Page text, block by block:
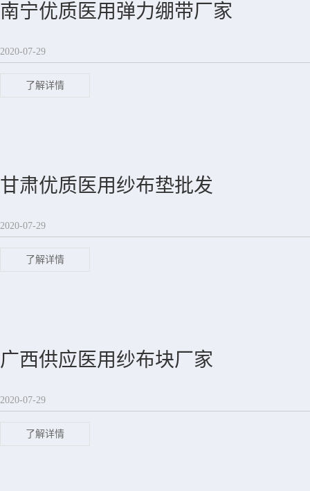
南宁优质医用弹力绷带厂家
2020-07-29
了解详情
甘肃优质医用纱布垫批发
2020-07-29
了解详情
广西供应医用纱布块厂家
2020-07-29
了解详情